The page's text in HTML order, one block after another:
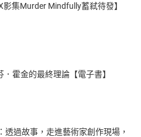
影集Murder Mindfully蓄弒待發】
霍金的最終理論【電子書】
透過故事，走進藝術家創作現場，